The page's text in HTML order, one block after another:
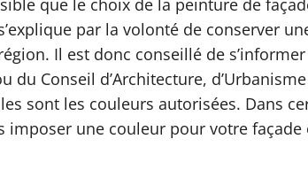
par la volonté de conserver
Il est donc conseillé de
du Conseil d’Architecture,
sont les couleurs autorisées. Dans
imposer une couleur pour votre